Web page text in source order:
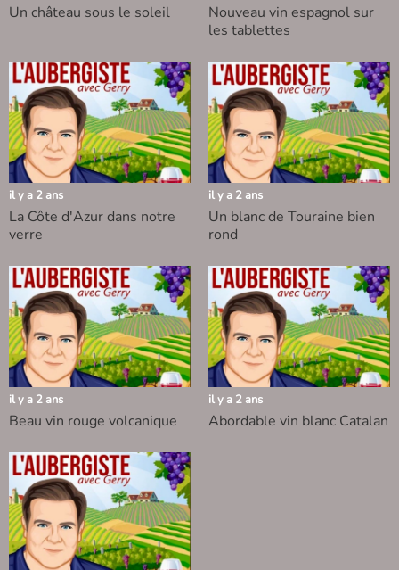
Un château sous le soleil
Nouveau vin espagnol sur
les tablettes
il y a 2 ans
La Côte d'Azur dans notre
verre
il y a 2 ans
Un blanc de Touraine bien
rond
il y a 2 ans
Beau vin rouge volcanique
il y a 2 ans
Abordable vin blanc Catalan